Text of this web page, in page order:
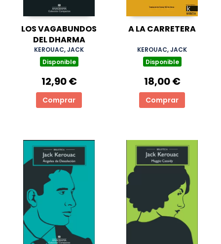
LOS VAGABUNDOS
DEL DHARMA
KEROUAC, JACK
Disponible
12,90 €
Comprar
A LA CARRETERA
KEROUAC, JACK
Disponible
18,00 €
Comprar